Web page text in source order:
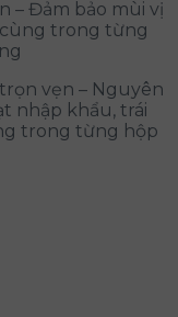
– Đảm bảo mùi vị
trong từng
vẹn – Nguyên
nhập khẩu, trái
trong từng hộp